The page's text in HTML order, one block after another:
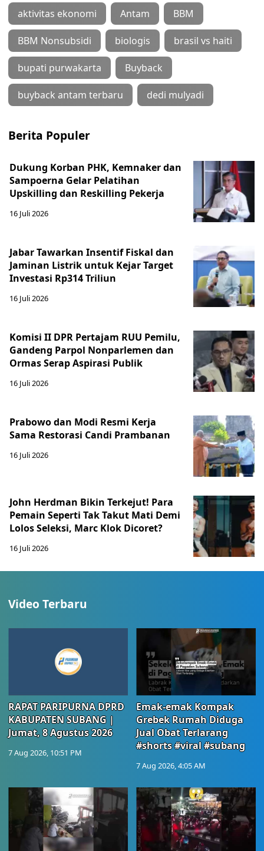
aktivitas ekonomi Antam BBM
BBM Nonsubsidi biologis brasil vs haiti
bupati purwakarta Buyback
buyback antam terbaru dedi mulyadi
Berita Populer
Dukung Korban PHK, Kemnaker dan
Sampoerna Gelar Pelatihan
Upskilling dan Reskilling Pekerja
16 Juli 2026
Jabar Tawarkan Insentif Fiskal dan
Jaminan Listrik untuk Kejar Target
Investasi Rp314 Triliun
16 Juli 2026
Komisi II DPR Pertajam RUU Pemilu,
Gandeng Parpol Nonparlemen dan
Ormas Serap Aspirasi Publik
16 Juli 2026
Prabowo dan Modi Resmi Kerja
Sama Restorasi Candi Prambanan
16 Juli 2026
John Herdman Bikin Terkejut! Para
Pemain Seperti Tak Takut Mati Demi
Lolos Seleksi, Marc Klok Dicoret?
16 Juli 2026
Video Terbaru
RAPAT PARIPURNA DPRD
KABUPATEN SUBANG |
Jumat, 8 Agustus 2026
7 Aug 2026, 10:51 PM
Emak-emak Kompak
Grebek Rumah Diduga
Jual Obat Terlarang
#shorts #viral #subang
7 Aug 2026, 4:05 AM